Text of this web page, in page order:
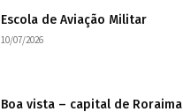
Escola de Aviação Militar
10/07/2026
Boa vista – capital de Roraima